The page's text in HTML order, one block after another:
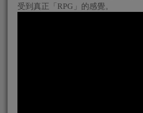
受到真正「RPG」的感覺。